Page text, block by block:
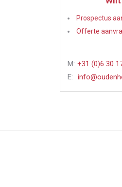
Prospectus
Offerte
M: +31 (0)6 30
E: